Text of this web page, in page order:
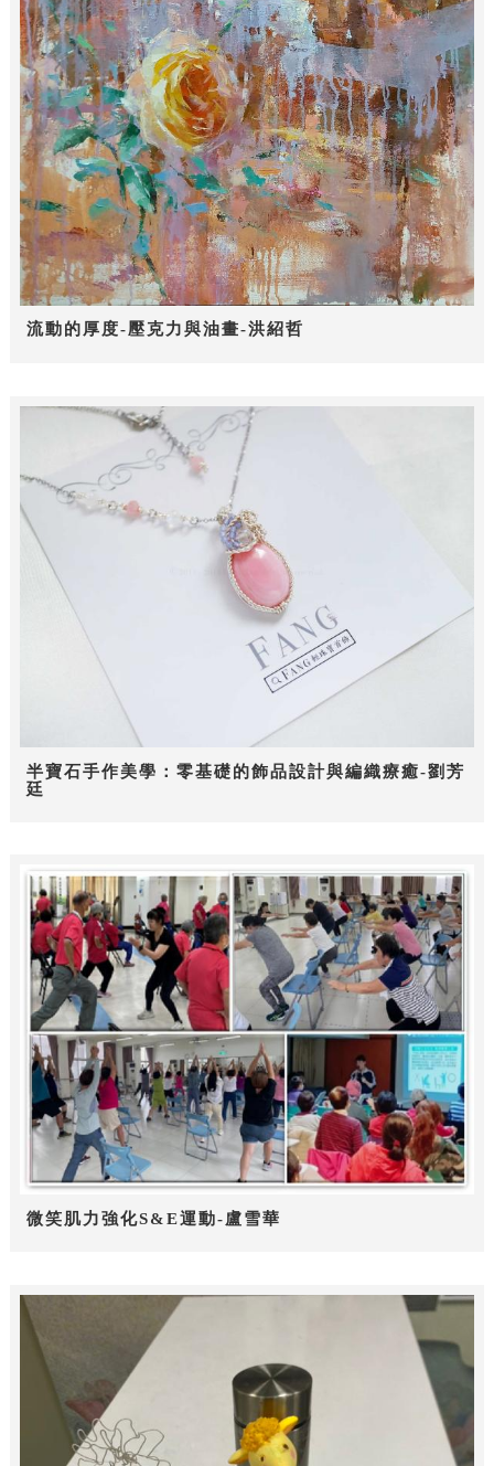
流動的厚度-壓克力與油畫-洪紹哲
半寶石手作美學：零基礎的飾品設計與編織療癒-劉芳
廷
微笑肌力強化S&E運動-盧雪華